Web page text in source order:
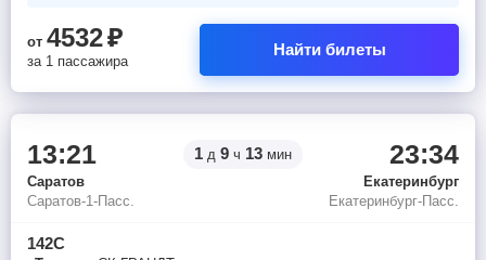
от 4532₽
за 1 пассажира
Найти билеты
13:21 1 д 9 ч 13 мин 23:34
Саратов
Екатеринбург
Саратов-1-Пасс.
Екатеринбург-Пасс.
142С